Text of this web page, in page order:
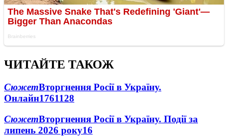
ЧИТАЙТЕ ТАКОЖ
СюжетВторгнення Росії в Україну.
Онлайн1761128
СюжетВторгнення Росії в Україну. Події за
липень 2026 року16